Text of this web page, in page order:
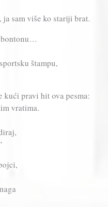
sam više ko stariji brat.
bontonu…
štampu,
kući pravi hit ova pesma:
vratima.